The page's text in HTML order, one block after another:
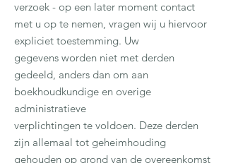
verzoek - op een later moment contact
met u op te nemen, vragen wij u hiervoor
expliciet toestemming. Uw
gegevens worden niet met derden
gedeeld, anders dan om aan
boekhoudkundige en overige
administratieve
verplichtingen te voldoen. Deze derden
zijn allemaal tot geheimhouding
gehouden op grond van de overeenkomst